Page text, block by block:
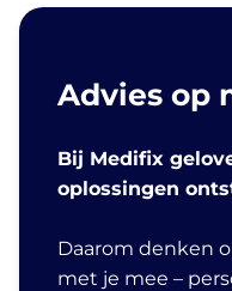
Advies op
Bij Medifix
oplossingen
Daarom denken
met je mee –